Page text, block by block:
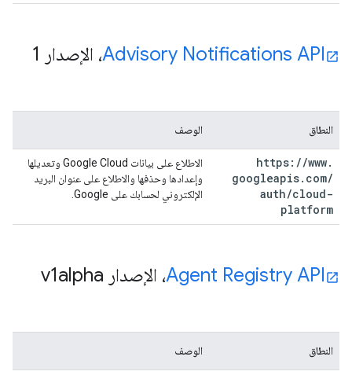
Advisory Notifications API، الإصدار 1
النطاق الوصف
https: //www.
googleapis. com/
auth/cloud-
platform
الاطلاع على بيانات Google Cloud وتعديلها
وإعدادها وحذفها والاطلاع على عنوان البريد
الإلكتروني لحسابك على Google.
Agent Registry API، الإصدار v1alpha
النطاق الوصف